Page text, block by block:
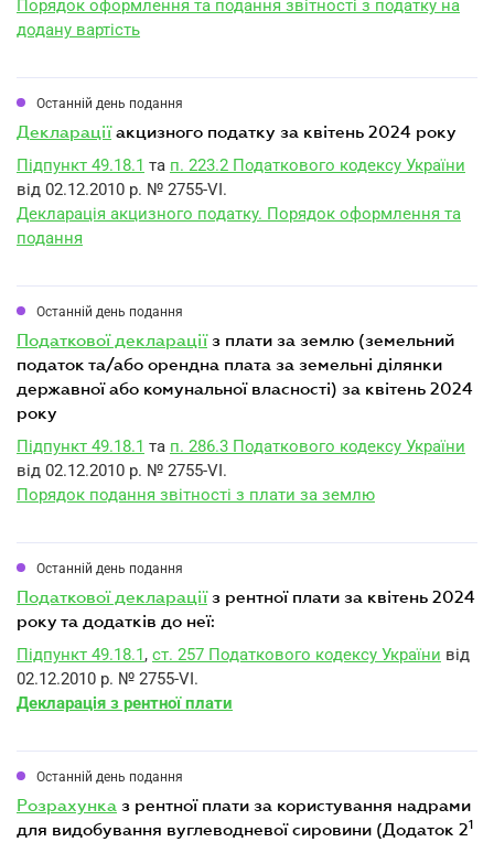
Порядок оформлення та подання звітності з податку на
додану вартість
Останній день подання
декларації акцизного податку за квітень 2024 року
Підпункт 49.18.1 та п. 223.2 Податкового кодексу України
від 02.12.2010 р. № 2755-VI.
Декларація акцизного податку. Порядок оформлення та
подання
Останній день подання
податкової декларації з плати за землю (земельний
податок та/або орендна плата за земельні ділянки
державної або комунальної власності) за квітень 2024
року
Підпункт 49.18.1 та п. 286.3 Податкового кодексу України
від 02.12.2010 р. № 2755-VI.
Порядок подання звітності з плати за землю
Останній день подання
податкової декларації з рентної плати за квітень 2024
року та додатків до неї:
Підпункт 49.18.1, ст. 257 Податкового кодексу України від
02.12.2010 р. № 2755-VI.
Декларація з рентної плати
Останній день подання
розрахунка з рентної плати за користування надрами
для видобування вуглеводневої сировини (Додаток 21